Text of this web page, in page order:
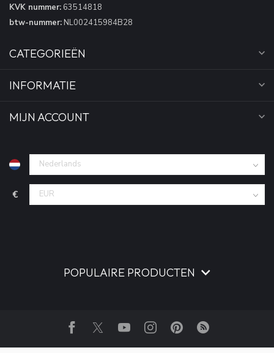
KVK nummer: 63514818
btw-nummer: NL002415984B28
CATEGORIEËN
INFORMATIE
MIJN ACCOUNT
€
POPULAIRE PRODUCTEN